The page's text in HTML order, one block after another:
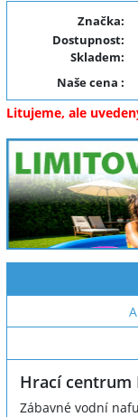
Značka:
Dostupnost:
Skladem:
Naše cena :
Litujeme, ale
Hrací centrum
Zábavné vodní